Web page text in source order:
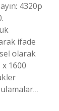
4320p
ifade
olarak
1600